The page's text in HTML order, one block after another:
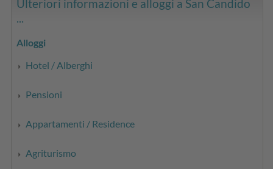
Ulteriori informazioni e alloggi a San Candido
...
Alloggi
Hotel / Alberghi
Pensioni
Appartamenti / Residence
Agriturismo